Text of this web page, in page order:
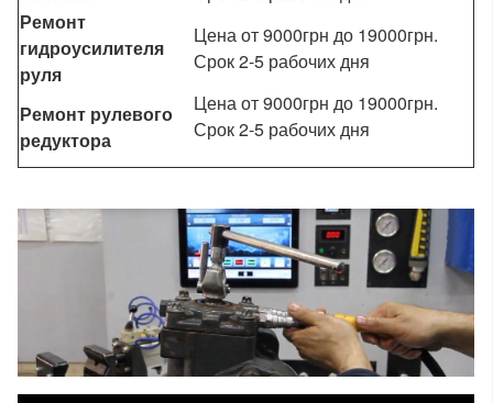
Ремонт
гидроусилителя
руля
Цена от 9000грн до 19000грн.
Срок 2-5 рабочих дня
Ремонт рулевого
редуктора
Цена от 9000грн до 19000грн.
Срок 2-5 рабочих дня